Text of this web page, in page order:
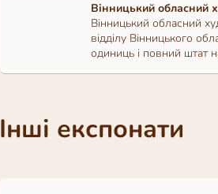
Вінницький обласний
Вінницький обласний
відділу Вінницького
одиниць і повний штат
Інші експонати